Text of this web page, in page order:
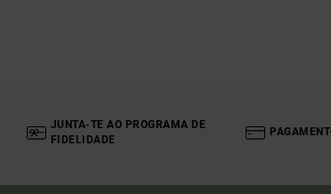
JUNTA-TE AO PROGRAMA DE
FIDELIDADE